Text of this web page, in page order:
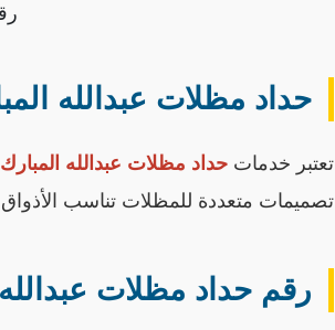
حداد مظلات عبدالله
تعتبر خدمات حداد مظلات عبدالله المبارك
تصميمات متعددة للمظلات تناسب الأذواق
رقم حداد مظلات